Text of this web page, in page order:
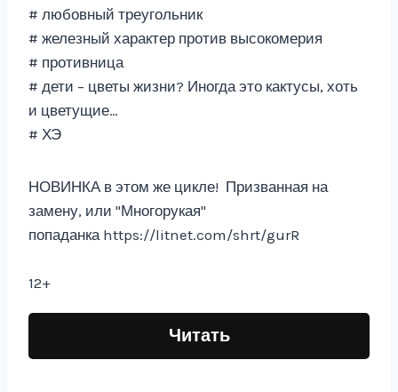
# любовный треугольник
# железный характер против высокомерия
# противница
# дети – цветы жизни? Иногда это кактусы, хоть
и цветущие…
# ХЭ
НОВИНКА в этом же цикле! Призванная на
замену, или "Многорукая"
попаданка https://litnet.com/shrt/gurR
12+
Читать